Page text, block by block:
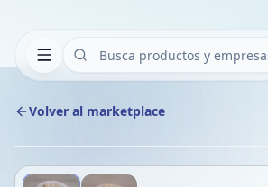
Volver al marketplace
1/2